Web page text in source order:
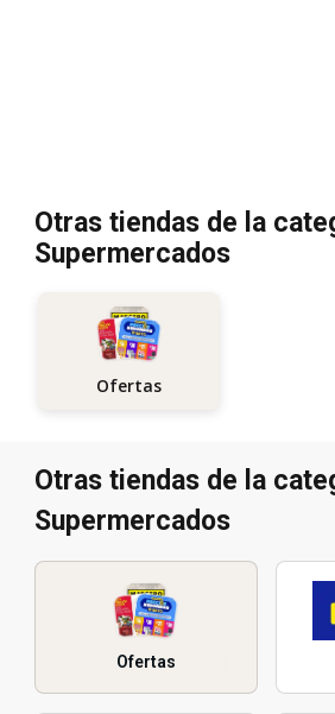
Otras tiendas de la
Supermercados
Ofertas
Otras tiendas de la
Supermercados
Ofertas